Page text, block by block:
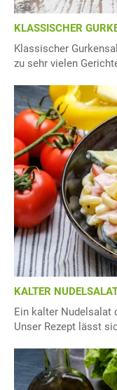
KLASSISCHER
Klassischer
zu sehr vielen
KALTER
Ein kalter Nudelsalat
Unser Rezept lässt